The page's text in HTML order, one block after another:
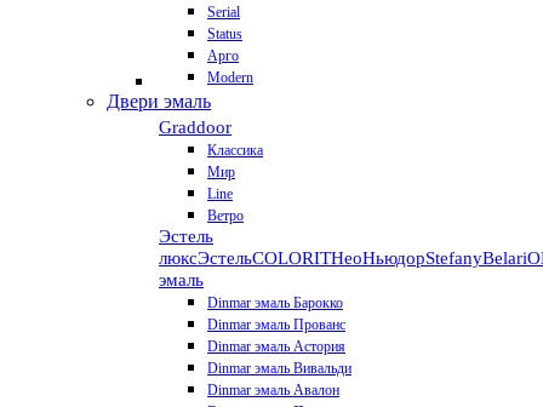
Serial
Status
Арго
Modern
Двери эмаль
Graddoor
Классика
Мир
Line
Ветро
Эстель
люксЭстельCOLORITНеоНьюдорStefanyBelari
эмаль
Dinmar эмаль Барокко
Dinmar эмаль Прованс
Dinmar эмаль Астория
Dinmar эмаль Вивальди
Dinmar эмаль Авалон